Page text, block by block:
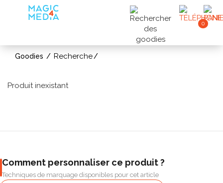
0
Goodies Recherche
Produit inexistant
Comment personnaliser ce produit ?
Techniques de marquage disponibles pour cet article